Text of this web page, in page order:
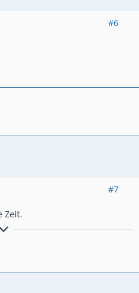
#6
#7
Zeit.
wenige.